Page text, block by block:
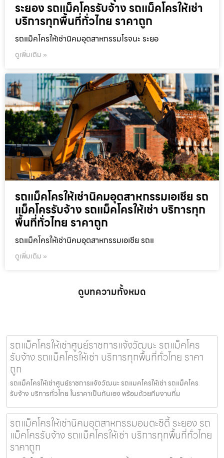
ระยอง รถแม็คโครรับจ้าง รถแม็คโครให้เช่า
บริการทุกพื้นที่ทั่วไทย ราคาถูก
รถแม็คโครให้เช่านิคมอุตสาหกรรมโรจนะ ระยอ
ดูเพิ่มเติม »
รถแม็คโครให้เช่านิคมอุตสาหกรรมเอเชีย รถ
แม็คโครรับจ้าง รถแม็คโครให้เช่า บริการทุก
พื้นที่ทั่วไทย ราคาถูก
รถแม็คโครให้เช่านิคมอุตสาหกรรมเอเชีย รถแ
ดูเพิ่มเติม »
ดูบทความทั้งหมด
รถแม็คโครให้เช่าศูนย์ราชการแจ้งวัฒนะ รถแม็คโคร
รับจ้าง รถแม็คโครให้เช่า บริการทุกพื้นที่ทั่วไทย ราคา
ถูก
รถแม็คโครให้เช่าศูนย์ราชการแจ้งวัฒนะ รถแมคโครให้เช่า รถแม็คโคร
รับจ้าง บริการทั่วไทย ในราคาเป็นกันเอง พร้อมด้วยทีมงานที่ม
รถแม็คโครให้เช่านิคมอุตสาหกรรมอมตะซิตี้ ระยอง รถ
แม็คโครรับจ้าง รถแม็คโครให้เช่า บริการทุกพื้นที่ทั่วไทย
ราคาถูก